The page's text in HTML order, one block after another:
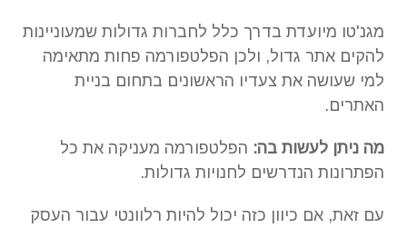
מגנ'טו מיועדת בדרך כלל לחברות גדולות שמעוניינות
להקים אתר גדול, ולכן הפלטפורמה פחות מתאימה
למי שעושה את צעדיו הראשונים בתחום בניית
האתרים.
מה ניתן לעשות בה: הפלטפורמה מעניקה את כל
הפתרונות הנדרשים לחנויות גדולות.
עם זאת, אם כיוון כזה יכול להיות רלוונטי עבור העסק